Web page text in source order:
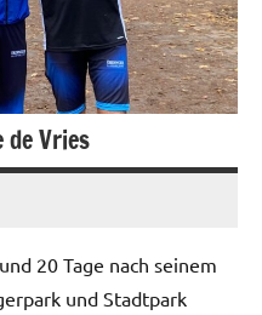
Vries
20 Tage nach seinem
und Stadtpark